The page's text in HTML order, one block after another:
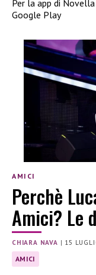
Per la app di
Google Play
AMICI
Perchè
Amici? Le
CHIARA NAVA | 15
AMICI